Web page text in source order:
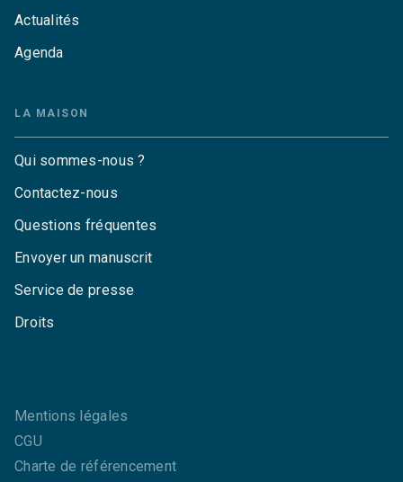
Actualités
Agenda
LA MAISON
Qui sommes-nous ?
Contactez-nous
Questions fréquentes
Envoyer un manuscrit
Service de presse
Droits
Mentions légales
CGU
Charte de référencement